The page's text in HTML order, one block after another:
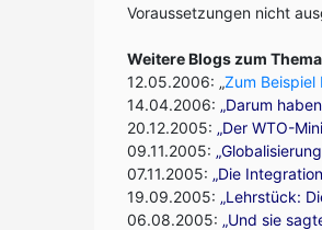
Voraussetzungen nicht
Weitere Blogs zum
12.05.2006: „Zum
14.04.2006: „Darum
20.12.2005: „Der WTO-
09.11.2005:
07.11.2005: „Die
19.09.2005: „Lehrstück:
06.08.2005: „Und sie